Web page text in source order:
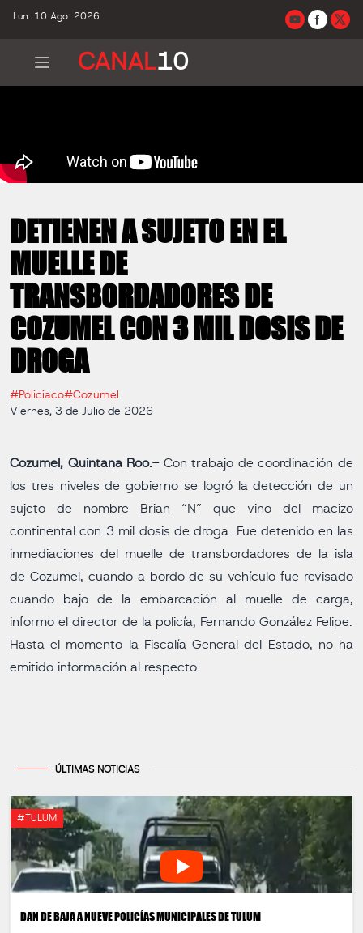
Lun. 10 Ago. 2026
CANAL10
DETIENEN A SUJETO EN EL
MUELLE DE
TRANSBORDADORES DE
COZUMEL CON 3 MIL DOSIS DE
DROGA
#Policiaco#Cozumel
Viernes, 3 de Julio de 2026
Cozumel, Quintana Roo.-Con trabajo de coordinación de
los tres niveles de gobierno se logró la detección de un
sujeto de nombre Brian “N” que vino del macizo
continental con 3 mil dosis de droga. Fue detenido en las
inmediaciones del muelle de transbordadores de la isla
de Cozumel, cuando a bordo de su vehículo fue revisado
cuando bajo de la embarcación al muelle de carga,
informo el director de la policía, Fernando González Felipe.
Hasta el momento la Fiscalía General del Estado, no ha
emitido información al respecto.
ÚLTIMAS NOTICIAS
#TULUM
DAN DE BAJA A NUEVE POLICÍAS MUNICIPALES DE TULUM